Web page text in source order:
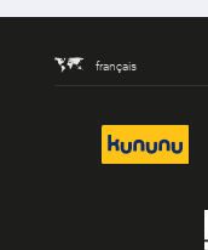
français
kununu